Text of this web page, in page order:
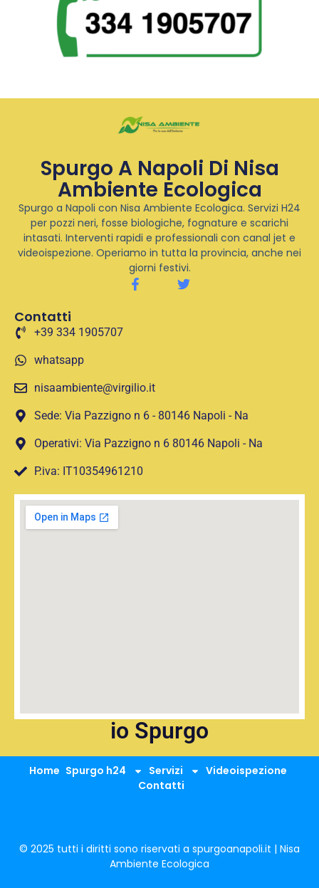
Spurgo A Napoli Di Nisa
Ambiente Ecologica
Spurgo a Napoli con Nisa Ambiente Ecologica. Servizi H24
per pozzi neri, fosse biologiche, fognature e scarichi
intasati. Interventi rapidi e professionali con canal jet e
videoispezione. Operiamo in tutta la provincia, anche nei
giorni festivi.
Contatti
+39 334 1905707
whatsapp
nisaambiente@virgilio.it
Sede: Via Pazzigno n 6 - 80146 Napoli - Na
Operativi: Via Pazzigno n 6 80146 Napoli - Na
P.iva: IT10354961210
io Spurgo
Home Spurgo h24 Servizi
Videoispezione
Contatti
© 2025 tutti i diritti sono riservati a spurgoanapoli.it | Nisa
Ambiente Ecologica